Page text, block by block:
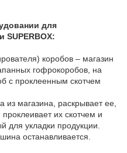
для
коробов – магазин
гофрокоробов, на
с проклеенным скотчем
из магазина, раскрывает ее,
их скотчем и
для укладки продукции.
останавливается.